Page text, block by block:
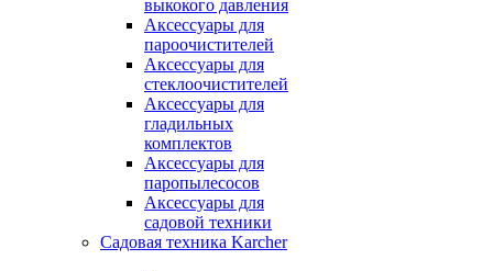
выкокого давления
Аксессуары для
пароочистителей
Аксессуары для
стеклоочистителей
Аксессуары для
гладильных
комплектов
Аксессуары для
паропылесосов
Аксессуары для
садовой техники
Садовая техника Karcher